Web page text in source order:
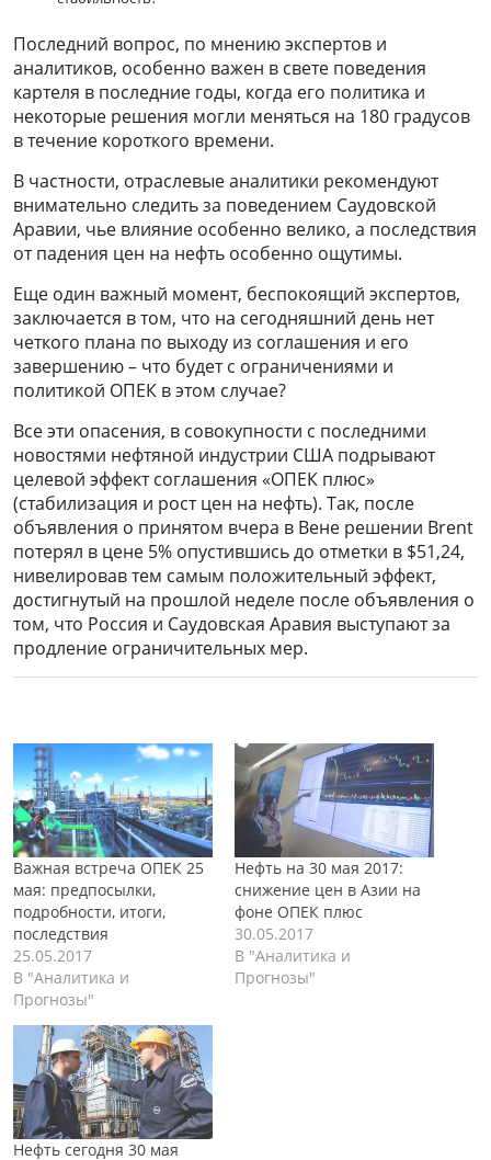
Последний вопрос, по мнению экспертов и
аналитиков, особенно важен в свете поведения
картеля в последние годы, когда его политика и
некоторые решения могли меняться на 180 градусов
в течение короткого времени.
В частности, отраслевые аналитики рекомендуют
внимательно следить за поведением Саудовской
Аравии, чье влияние особенно велико, а последствия
от падения цен на нефть особенно ощутимы.
Еще один важный момент, беспокоящий экспертов,
заключается в том, что на сегодняшний день нет
четкого плана по выходу из соглашения и его
завершению – что будет с ограничениями и
политикой ОПЕК в этом случае?
Все эти опасения, в совокупности с последними
новостями нефтяной индустрии США подрывают
целевой эффект соглашения «ОПЕК плюс»
(стабилизация и рост цен на нефть). Так, после
объявления о принятом вчера в Вене решении Brent
потерял в цене 5% опустившись до отметки в $51,24,
нивелировав тем самым положительный эффект,
достигнутый на прошлой неделе после объявления о
том, что Россия и Саудовская Аравия выступают за
продление ограничительных мер.
Важная встреча ОПЕК 25
мая: предпосылки,
подробности, итоги,
последствия
25.05.2017
В "Аналитика и
Прогнозы"
Нефть на 30 мая 2017:
снижение цен в Азии на
фоне ОПЕК плюс
30.05.2017
В "Аналитика и
Прогнозы"
Нефть сегодня 30 мая